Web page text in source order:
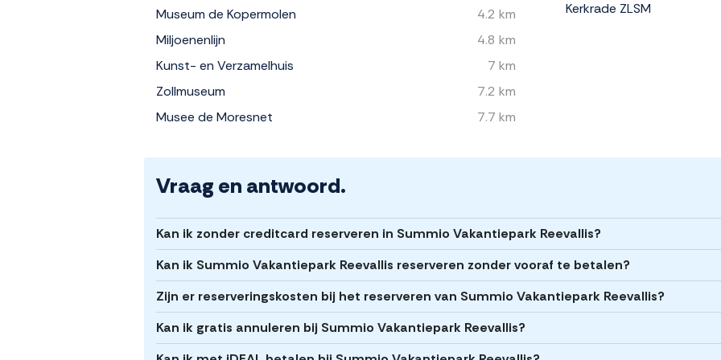
Museum de Kopermolen
4.2 km
Miljoenenlijn
4.8 km
Kunst- en Verzamelhuis
7 km
Zollmuseum
7.2 km
Musee de Moresnet
7.7 km
Kerkrade ZLSM
Vraag en antwoord.
Kan ik zonder creditcard reserveren in Summio Vakantiepark Reevallis?
Kan ik Summio Vakantiepark Reevallis reserveren zonder vooraf te betalen?
Zijn er reserveringskosten bij het reserveren van Summio Vakantiepark Reevallis?
Kan ik gratis annuleren bij Summio Vakantiepark Reevallis?